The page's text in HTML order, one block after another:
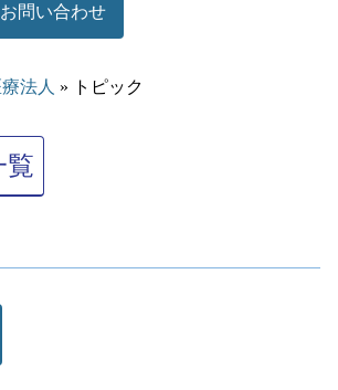
問い合わせ
法人 » トピック
覧